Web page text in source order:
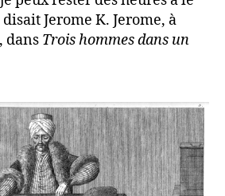
Jerome K. Jerome, à
dans Trois hommes dans un